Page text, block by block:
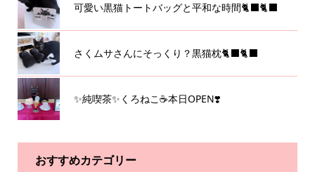
可愛い黒猫トートバッグと平和な時間🐈‍⬛🐈‍⬛
さくムサさんにそっくり？黒猫枕🐈‍⬛🐈‍⬛
✨純喫茶✨くろねこ☕️本日OPEN❣️
おすすめカテゴリー